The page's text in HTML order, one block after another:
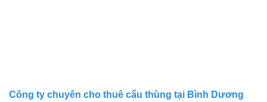
Công ty chuyên cho thuê cẩu thùng tại Bình Dương